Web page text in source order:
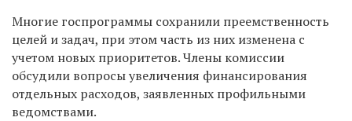
Многие госпрограммы сохранили преемственность
целей и задач, при этом часть из них изменена с
учетом новых приоритетов. Члены комиссии
обсудили вопросы увеличения финансирования
отдельных расходов, заявленных профильными
ведомствами.